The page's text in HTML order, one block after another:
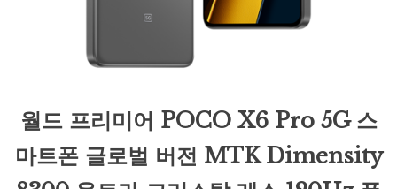
월드 프리미어 POCO X6 Pro 5G 스
마트폰 글로벌 버전 MTK Dimensity